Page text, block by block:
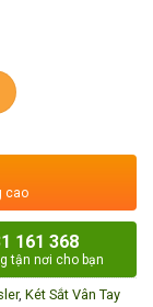
số lượng
cao
161 368
tận nơi cho bạn
, Két Sắt Vân Tay